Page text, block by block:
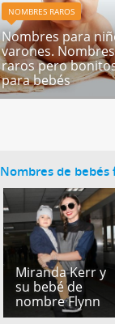
NOMBRES RAROS
Nombres para
varones. Nombres
raros pero
para bebés
Nombres de bebés
Miranda Kerr y
su bebé de
nombre Flynn